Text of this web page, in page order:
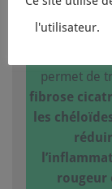
permet de
fibrose
les
rougeur
l'utilisateur.